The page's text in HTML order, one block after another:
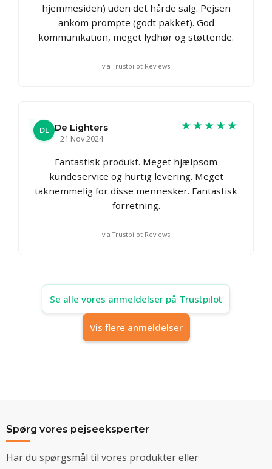
hjemmesiden) uden det hårde salg. Pejsen
ankom prompte (godt pakket). God
kommunikation, meget lydhør og støttende.
via Trustpilot Reviews
DL De Lighters
21 Nov 2024
★★★★★
Fantastisk produkt. Meget hjælpsom
kundeservice og hurtig levering. Meget
taknemmelig for disse mennesker. Fantastisk
forretning.
via Trustpilot Reviews
Se alle vores anmeldelser på Trustpilot
Vis flere anmeldelser
Spørg vores pejseeksperter
Har du spørgsmål til vores produkter eller